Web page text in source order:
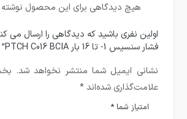
هیچ دیدگاهی برای این محصول
اولین نفری باشید که دیدگاهی را ارسال می
فشار سنسیس 1- تا 16 بار PTCH C016 BCIA”
نشانی ایمیل شما منتشر نخواهد شد.
علامت‌گذاری شده‌اند*
امتیاز شما*